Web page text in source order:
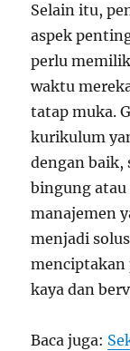
Selain itu,
aspek
perlu
waktu
tatap muka.
kurikulum
dengan baik,
bingung
manajemen
menjadi
menciptakan
kaya dan
Baca juga: